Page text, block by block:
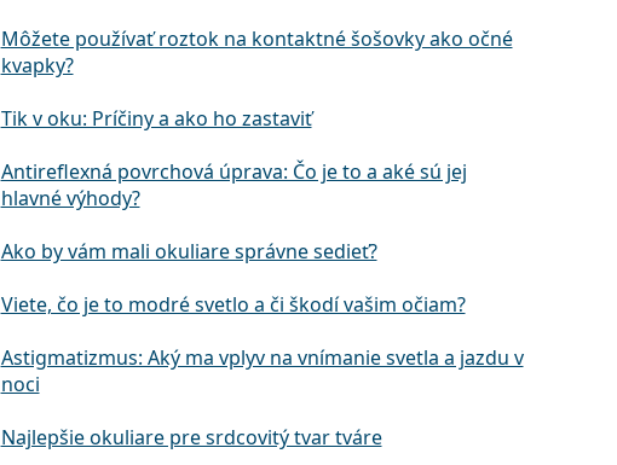
Môžete používať roztok na kontaktné šošovky ako očné
kvapky?
Tik v oku: Príčiny a ako ho zastaviť
Antireflexná povrchová úprava: Čo je to a aké sú jej
hlavné výhody?
Ako by vám mali okuliare správne sedieť?
Viete, čo je to modré svetlo a či škodí vašim očiam?
Astigmatizmus: Aký ma vplyv na vnímanie svetla a jazdu v
noci
Najlepšie okuliare pre srdcovitý tvar tváre